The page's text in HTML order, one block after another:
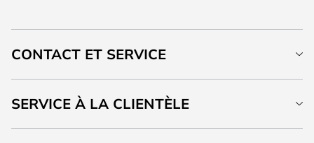
CONTACT ET SERVICE
SERVICE À LA CLIENTÈLE